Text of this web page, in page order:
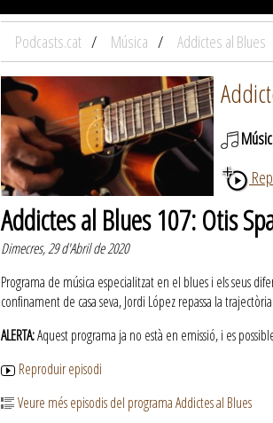
Podcasts.cat Música Addictes al Blues
Addictes al Blues 107: Otis
Dimecres, 29 d'Abril de 2020
Programa de música especialitzat en el blues i els seus
confinament de casa seva, Jordi López repassa la
ALERTA:Aquest programa ja no està en emissió, i es
Reproduir episodi
Veure més episodis del programa Addictes al Blues